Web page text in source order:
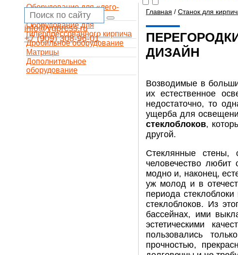
info@vgpress.ru
+7 (909) 308-96-01
Оборудование для «лего-
кирпича»
Оборудование для
гиперпрессованного кирпича
Дробильное оборудование
Матрицы
Дополнительное
оборудование
Главная / Станок для
ДИЗАЙН
Возводимые в
их естественное
недостаточно, то
ущерба для
стеклоблоков,
другой.
Стеклянные стены,
человечество любит
модно и, наконец,
уж молод и в
периода
стеклоблоков. Из
бассейнах, ими
эстетическими
пользовались
прочностью,